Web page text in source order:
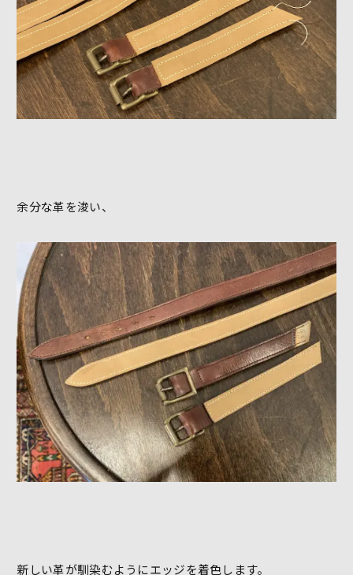
余分な革を浚い、
新しい革が馴染むようにエッジを着色します。